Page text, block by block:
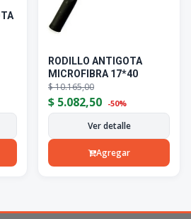
RODILLO ANTIGOTA
MICROFIBRA 17*40
$10.165,00
$ 5.082,50 -50%
Ver detalle
Agregar